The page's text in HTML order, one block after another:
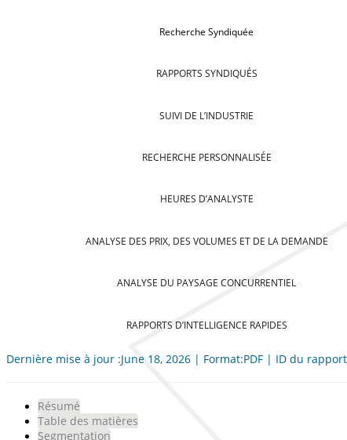
Recherche Syndiquée
RAPPORTS SYNDIQUÉS
SUIVI DE L’INDUSTRIE
RECHERCHE PERSONNALISÉE
HEURES D’ANALYSTE
ANALYSE DES PRIX, DES VOLUMES ET DE LA DEMANDE
ANALYSE DU PAYSAGE CONCURRENTIEL
RAPPORTS D’INTELLIGENCE RAPIDES
Dernière mise à jour :June 18, 2026 | Format:PDF | ID du
Résumé
Table des matières
Segmentation